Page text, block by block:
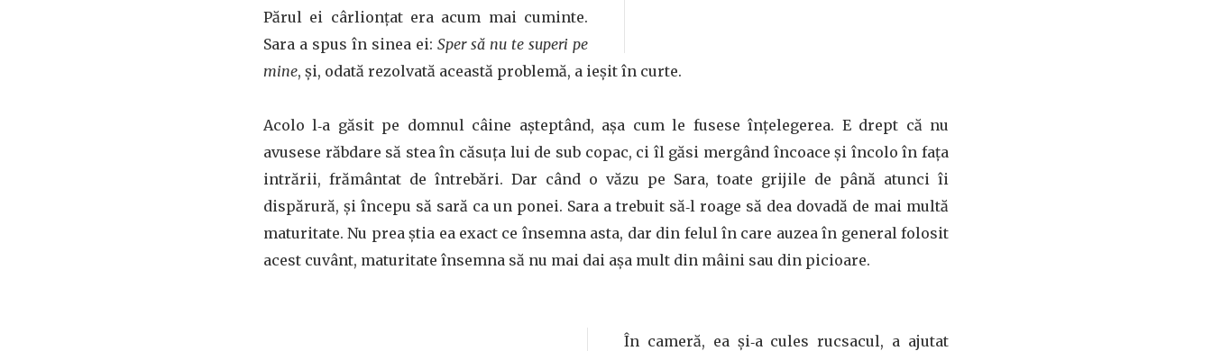
Părul ei cârlionţat era acum mai cuminte.
Sara a spus în sinea ei: Sper să nu te superi pe
mine, și, odată rezolvată această problemă, a ieșit în curte.
Acolo l‑a găsit pe domnul câine așteptând, așa cum le fusese înţelegerea. E drept că nu
avusese răbdare să stea în căsuţa lui de sub copac, ci îl găsi mergând încoace și încolo în faţa
intrării, frământat de întrebări. Dar când o văzu pe Sara, toate grijile de până atunci îi
dispărură, și începu să sară ca un ponei. Sara a trebuit să‑l roage să dea dovadă de mai multă
maturitate. Nu prea știa ea exact ce însemna asta, dar din felul în care auzea în general folosit
acest cuvânt, maturitate însemna să nu mai dai așa mult din mâini sau din picioare.
În cameră, ea și‑a cules rucsacul, a ajutat